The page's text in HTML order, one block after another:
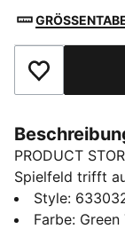
Zu Favoriten
PRODUCT
Spielfeld trifft
Champ
von PUMA und
Style:
Farbe: Green